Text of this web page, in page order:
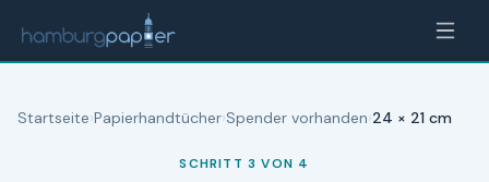
Zum Inhalt springen
Startseite›Papierhandtücher›Spender vorhanden›24 × 21 cm
SCHRITT3 VON 4